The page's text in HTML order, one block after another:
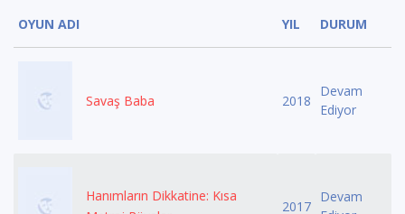
OYUN ADI YIL DURUM
Savaş Baba 2018
Devam
Ediyor
Hanımların Dikkatine: Kısa
2017
Devam